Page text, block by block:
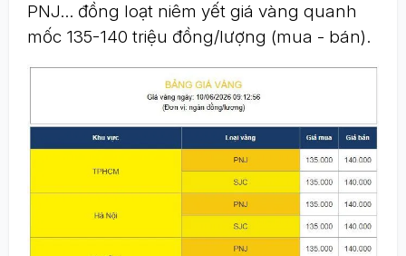
PNJ... đồng loạt niêm yết giá vàng quanh
mốc 135-140 triệu đồng/lượng (mua - bán).